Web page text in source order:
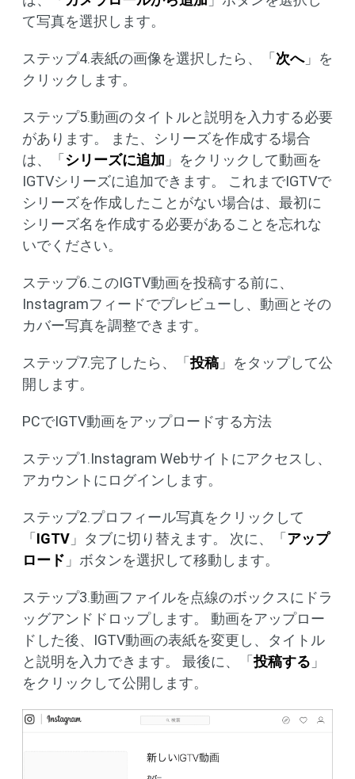
て写真を選択します。
ステップ4.表紙の画像を選択したら、「 次へ」を
クリックします。
ステップ5.動画のタイトルと説明を入力する必要
があります。 また、シリーズを作成する場合
は、「 シリーズに追加 」をクリックして動画を
IGTVシリーズに追加できます。 これまでIGTVで
シリーズを作成したことがない場合は、最初に
シリーズ名を作成する必要があることを忘れな
いでください。
ステップ6.このIGTV動画を投稿する前に、
Instagramフィードでプレビューし、動画とその
カバー写真を調整できます。
ステップ7.完了したら、「投稿 」をタップして公
開します。
PCでIGTV動画をアップロードする方法
ステップ1.Instagram Webサイトにアクセスし、
アカウントにログインします。
ステップ2.プロフィール写真をクリックして
「 IGTV 」タブに切り替えます。 次に、「 アップ
ロード 」ボタンを選択して移動します。
ステップ3.動画ファイルを点線のボックスにドラ
ッグアンドドロップします。 動画をアップロー
ドした後、IGTV動画の表紙を変更し、タイトル
と説明を入力できます。 最後に、「投稿する 」
をクリックして公開します。